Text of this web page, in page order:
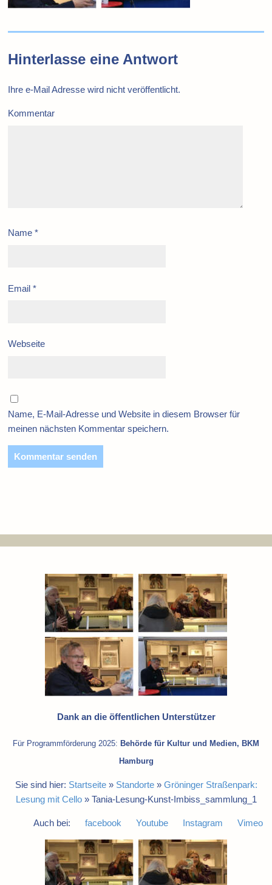
Hinterlasse eine Antwort
Ihre e-Mail Adresse wird nicht veröffentlicht.
Kommentar
Name *
Email *
Webseite
Name, E-Mail-Adresse und Website in diesem Browser für
meinen nächsten Kommentar speichern.
Dank an die öffentlichen Unterstützer
Für Programmförderung 2025: Behörde für Kultur und Medien, BKM
Hamburg
Sie sind hier: Startseite» Standorte» Gröninger Straßenpark:
Lesung mit Cello» Tania-Lesung-Kunst-Imbiss_sammlung_1
Auch bei: facebook Youtube Instagram Vimeo